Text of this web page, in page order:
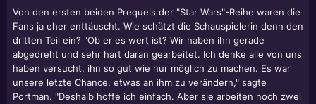
Von den ersten beiden Prequels der "Star Wars"-Reihe waren die
Fans ja eher enttäuscht. Wie schätzt die Schauspielerin denn den
dritten Teil ein? "Ob er es wert ist? Wir haben ihn gerade
abgedreht und sehr hart daran gearbeitet. Ich denke alle von uns
haben versucht, ihn so gut wie nur möglich zu machen. Es war
unsere letzte Chance, etwas an ihm zu verändern," sagte
Portman. "Deshalb hoffe ich einfach. Aber sie arbeiten noch zwei